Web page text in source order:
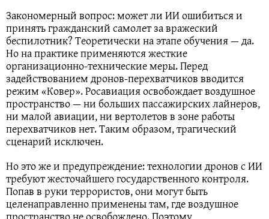
Закономерный вопрос: может ли ИИ ошибиться и
принять гражданский самолет за вражеский
беспилотник? Теоретически на этапе обучения — да.
Но на практике применяются жесткие
организационно-технические меры. Перед
задействованием дронов-перехватчиков вводится
режим «Ковер». Росавиация освобождает воздушное
пространство — ни больших пассажирских лайнеров,
ни малой авиации, ни вертолетов в зоне работы
перехватчиков нет. Таким образом, трагический
сценарий исключен.
Но это же и предупреждение: технологии дронов с ИИ
требуют жесточайшего государственного контроля.
Попав в руки террористов, они могут быть
целенаправленно применены там, где воздушное